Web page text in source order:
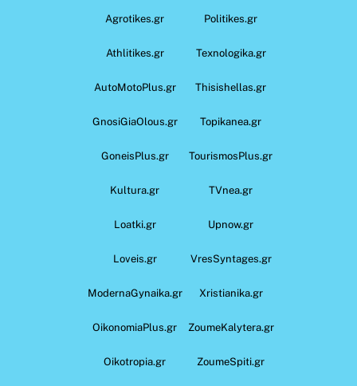
Agrotikes.gr Politikes.gr
Athlitikes.gr Texnologika.gr
AutoMotoPlus.gr Thisishellas.gr
GnosiGiaOlous.gr Topikanea.gr
GoneisPlus.gr TourismosPlus.gr
Kultura.gr TVnea.gr
Loatki.gr Upnow.gr
Loveis.gr VresSyntages.gr
ModernaGynaika.gr Xristianika.gr
OikonomiaPlus.gr ZoumeKalytera.gr
Oikotropia.gr ZoumeSpiti.gr